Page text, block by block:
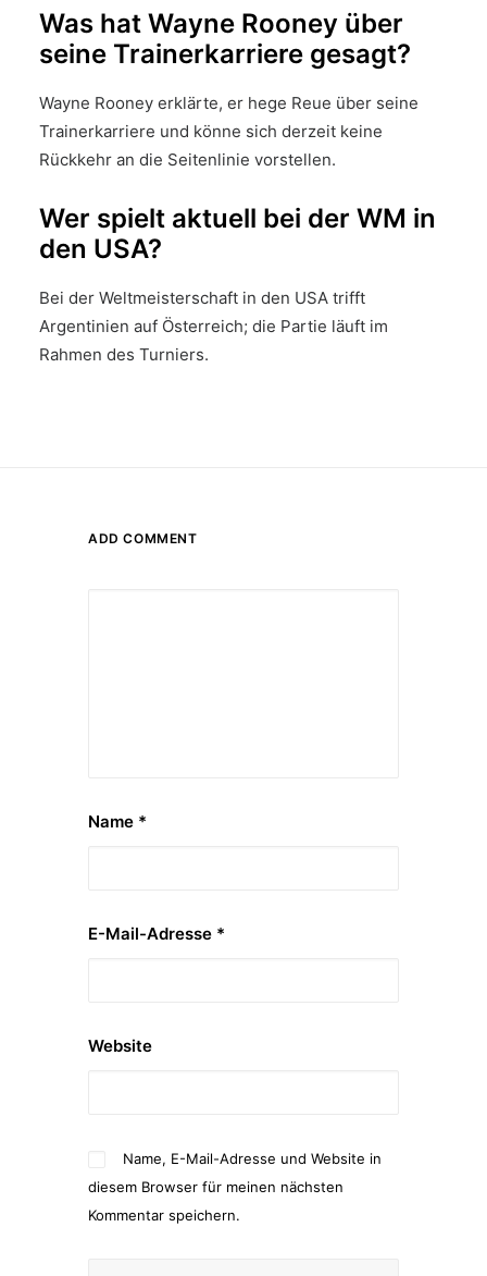
Was hat Wayne Rooney über
seine Trainerkarriere gesagt?
Wayne Rooney erklärte, er hege Reue über seine
Trainerkarriere und könne sich derzeit keine
Rückkehr an die Seitenlinie vorstellen.
Wer spielt aktuell bei der WM in
den USA?
Bei der Weltmeisterschaft in den USA trifft
Argentinien auf Österreich; die Partie läuft im
Rahmen des Turniers.
ADD COMMENT
Name *
E-Mail-Adresse *
Website
Name, E-Mail-Adresse und Website in
diesem Browser für meinen nächsten
Kommentar speichern.